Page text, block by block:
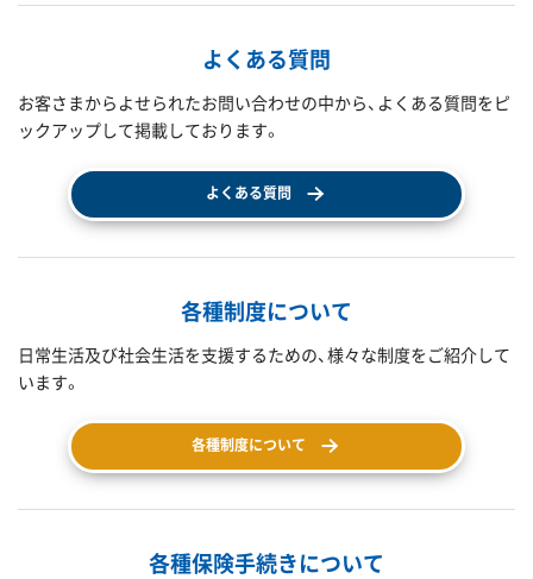
よくある質問
お客さまからよせられたお問い合わせの中から、よくある質問をピ
ックアップして掲載しております。
よくある質問
各種制度について
日常生活及び社会生活を支援するための、様々な制度をご紹介して
います。
各種制度について
各種保険手続きについて